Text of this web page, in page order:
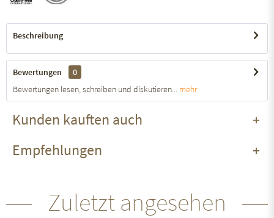
Beschreibung
Bewertungen
0
Bewertungen lesen, schreiben und diskutieren...
mehr
Kunden kauften auch
Empfehlungen
Zuletzt angesehen